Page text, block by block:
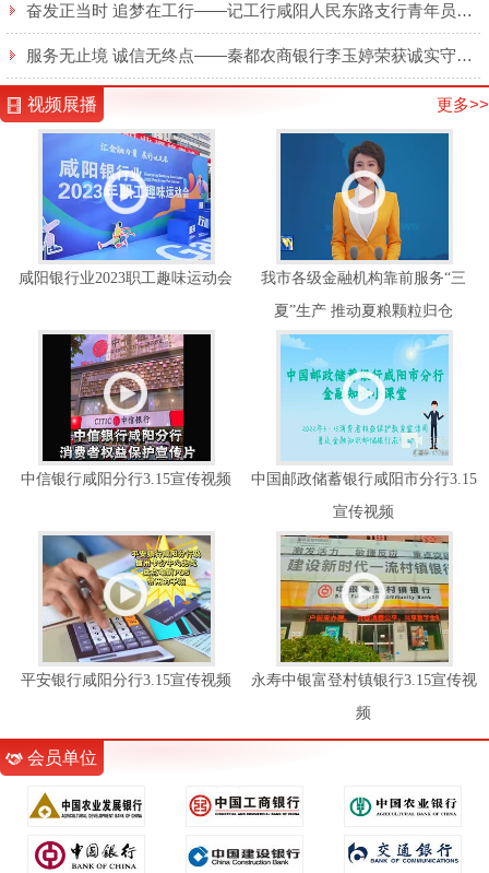
奋发正当时 追梦在工行——记工行咸阳人民东路支行青年员工侯梦莹
服务无止境 诚信无终点——秦都农商银行李玉婷荣获诚实守信类“秦都好人”表彰
视频展播 更多>>
咸阳银行业2023职工趣味运动会
我市各级金融机构靠前服务“三
夏”生产 推动夏粮颗粒归仓
中信银行咸阳分行3.15宣传视频
中国邮政储蓄银行咸阳市分行3.15
宣传视频
平安银行咸阳分行3.15宣传视频
永寿中银富登村镇银行3.15宣传视
频
会员单位